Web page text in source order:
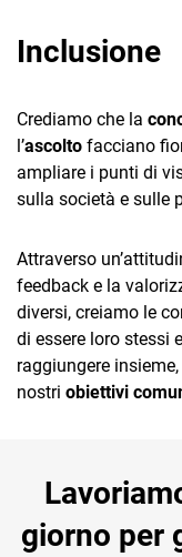
Inclusione
Crediamo che la
l’ascolto facciano
ampliare i punti di
sulla società e sulle
Attraverso
feedback e la
diversi, creiamo le
di essere loro stessi
raggiungere
nostri obiettivi
giorno per